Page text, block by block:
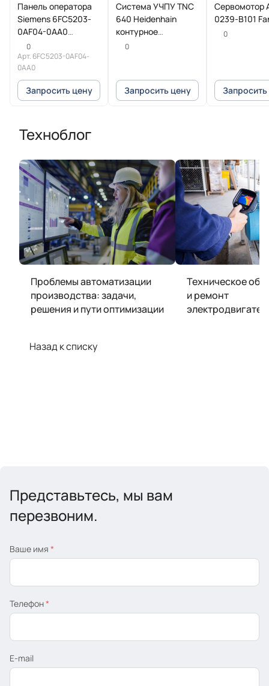
Панель оператора
Siemens 6FC5203-
0AF04-0AA0
SINUMERIK
0
Арт. 6FC5203-0AF04-
0AA0
Запросить цену
Система УЧПУ TNC
640 Heidenhain
контурное
управление для
станков
0
Запросить цену
Сервомотор
0239-B101
0
Техноблог
Проблемы автоматизации
производства: задачи,
решения и пути оптимизации
Техническое
и ремонт
Назад к списку
Представьтесь, мы вам
перезвоним.
Ваше имя *
Телефон*
E-mail